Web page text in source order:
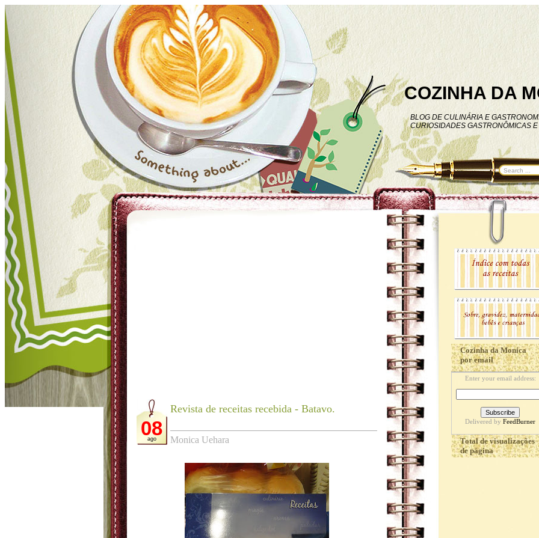
COZINHA DA
BLOG DE CULINÁRIA E
CURIOSIDADES GASTRONÔMICAS
08
ago
Revista de receitas recebida - Batavo.
Monica Uehara
Cozinha da Monica
por email
Enter your email address:
Delivered by FeedBurner
Total de visualizações
de página